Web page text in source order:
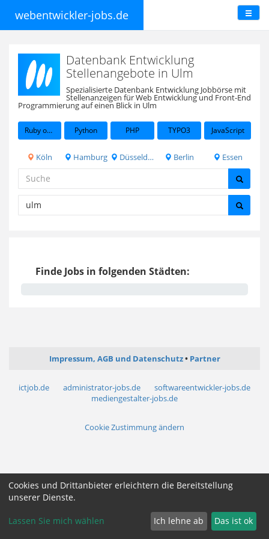
webentwickler-jobs.de
Datenbank Entwicklung
Stellenangebote in Ulm
Spezialisierte Datenbank Entwicklung Jobbörse mit
Stellenanzeigen für Web Entwicklung und Front-End
Programmierung auf einen Blick in Ulm
Ruby on Rails Python PHP TYPO3 JavaScript
Köln Hamburg Düsseldorf Berlin Essen
Finde Jobs in folgenden Städten:
Impressum, AGB und Datenschutz Partner
ictjob.de administrator-jobs.de
softwareentwickler-jobs.de
mediengestalter-jobs.de
Cookie Zustimmung ändern
Cookies und Drittanbieter erleichtern die Bereitstellung
unserer Dienste.
Lassen Sie mich wählen Ich lehne ab Das ist ok